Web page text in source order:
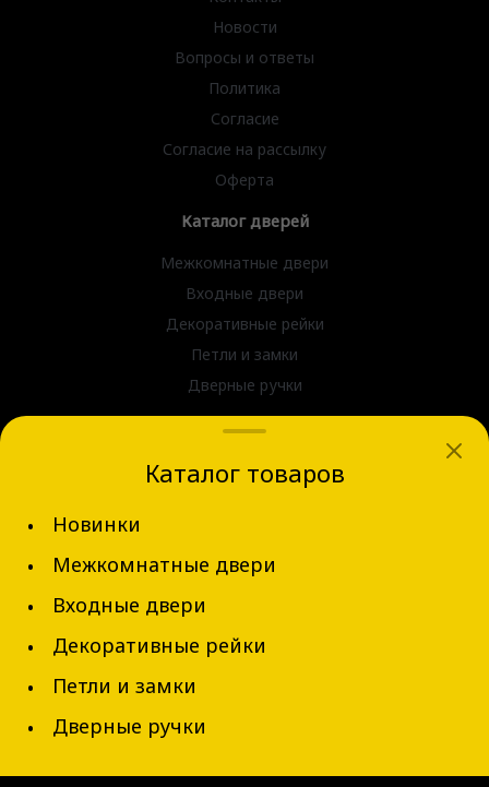
Новости
Вопросы и ответы
Политика
Согласие
Согласие на рассылку
Оферта
Каталог дверей
Межкомнатные двери
Входные двери
Декоративные рейки
Петли и замки
Дверные ручки
г. Новосибирск, ул. Блюхера д.31
© 2026 AxelDoors, Все права защищены
Каталог товаров
Новинки
Межкомнатные двери
Входные двери
Декоративные рейки
Петли и замки
Дверные ручки